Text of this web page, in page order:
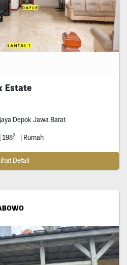
Estate
Depok Jawa Barat
1982 | Rumah
Detail